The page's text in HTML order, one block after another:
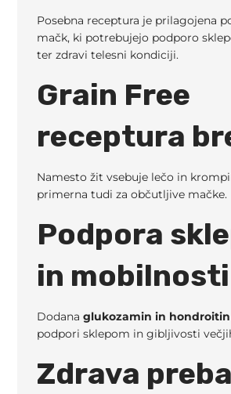
Posebna receptura je prilagojena
mačk, ki potrebujejo podporo
ter zdravi telesni kondiciji.
Grain Free
receptura
Namesto žit vsebuje lečo in
primerna tudi za občutljive mačke.
Podpora
in mobilnosti
Dodanaglukozamin in hondroitin
podpori sklepom in gibljivosti
Zdrava